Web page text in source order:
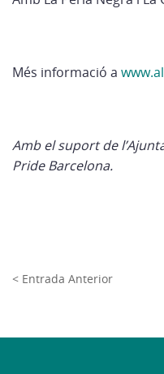
Més informació a
Amb el suport de
Pride Barcelona.
< Entrada Anterior